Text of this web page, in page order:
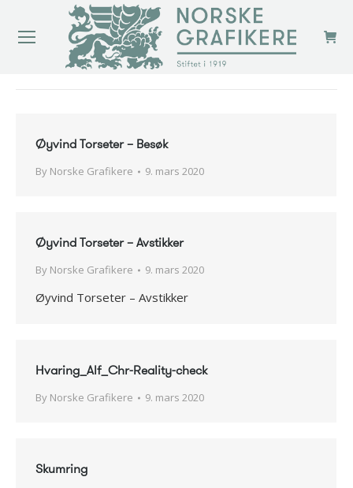
Øyvind Torseter – Besøk
By Norske Grafikere 9. mars 2020
Øyvind Torseter – Avstikker
By Norske Grafikere 9. mars 2020
Øyvind Torseter – Avstikker
Hvaring_Alf_Chr-Reality-check
By Norske Grafikere 9. mars 2020
Skumring